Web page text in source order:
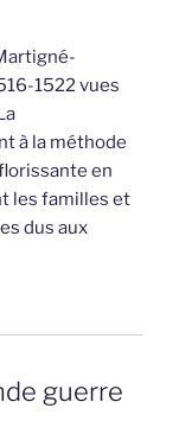
1522 vues
à la méthode
en
les familles et
dus aux
guerre